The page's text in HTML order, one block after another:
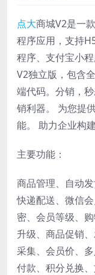
点大商城V2是一
程序应用，支持
程序、支付宝小
V2独立版，包含
端代码。分销，
销利器。 为您提
能。 助力企业构
主要功能：
商品管理、自动
快递配送、微信
密、会员等级、
升级、商品促销
采集、会员价、
付款、积分兑换